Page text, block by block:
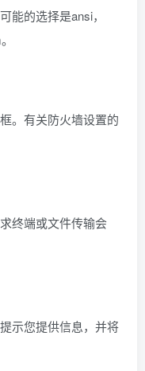
能的选择是ansi，
。有关防火墙设置的
终端或文件传输会
示您提供信息，并将